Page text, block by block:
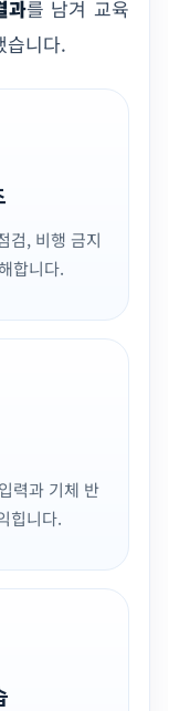
과를 남겨 교육
습니다.
검, 비행 금지
합니다.
력과 기체 반
힙니다.